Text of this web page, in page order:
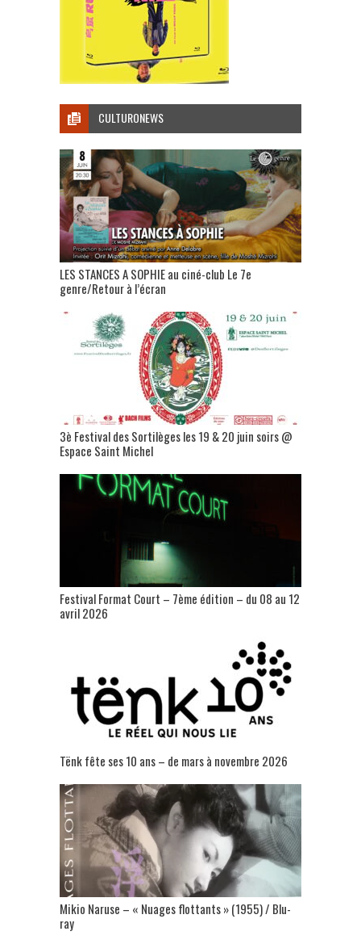
CULTURONEWS
LES STANCES A SOPHIE au ciné-club Le 7e
genre/Retour à l’écran
3è Festival des Sortilèges les 19 & 20 juin soirs @
Espace Saint Michel
Festival Format Court – 7ème édition – du 08 au 12
avril 2026
Tënk fête ses 10 ans – de mars à novembre 2026
Mikio Naruse – « Nuages flottants » (1955) / Blu-
ray